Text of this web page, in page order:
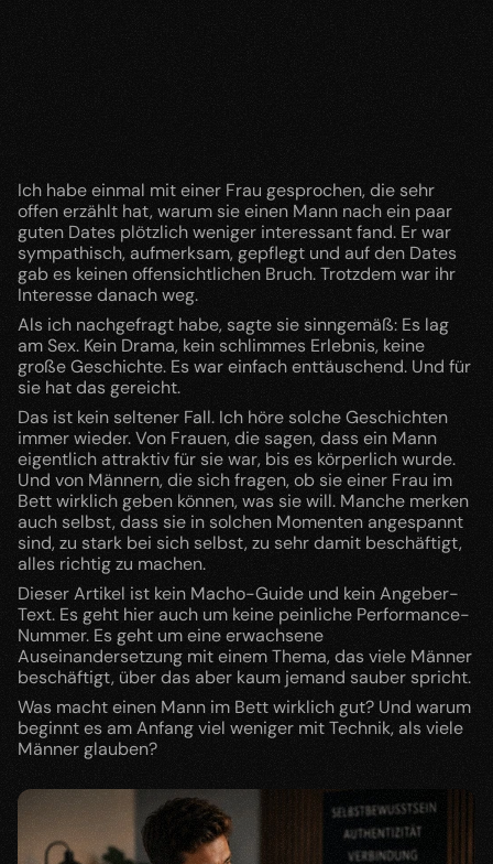
Ich habe einmal mit einer Frau gesprochen, die sehr
offen erzählt hat, warum sie einen Mann nach ein paar
guten Dates plötzlich weniger interessant fand. Er war
sympathisch, aufmerksam, gepflegt und auf den Dates
gab es keinen offensichtlichen Bruch. Trotzdem war ihr
Interesse danach weg.
Als ich nachgefragt habe, sagte sie sinngemäß: Es lag
am Sex. Kein Drama, kein schlimmes Erlebnis, keine
große Geschichte. Es war einfach enttäuschend. Und für
sie hat das gereicht.
Das ist kein seltener Fall. Ich höre solche Geschichten
immer wieder. Von Frauen, die sagen, dass ein Mann
eigentlich attraktiv für sie war, bis es körperlich wurde.
Und von Männern, die sich fragen, ob sie einer Frau im
Bett wirklich geben können, was sie will. Manche merken
auch selbst, dass sie in solchen Momenten angespannt
sind, zu stark bei sich selbst, zu sehr damit beschäftigt,
alles richtig zu machen.
Dieser Artikel ist kein Macho-Guide und kein Angeber-
Text. Es geht hier auch um keine peinliche Performance-
Nummer. Es geht um eine erwachsene
Auseinandersetzung mit einem Thema, das viele Männer
beschäftigt, über das aber kaum jemand sauber spricht.
Was macht einen Mann im Bett wirklich gut? Und warum
beginnt es am Anfang viel weniger mit Technik, als viele
Männer glauben?